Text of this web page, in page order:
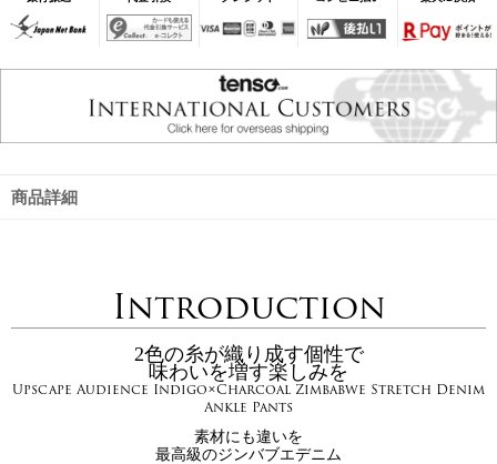
商品詳細
Introduction
2色の糸が織り成す個性で
味わいを増す楽しみを
Upscape Audience Indigo×Charcoal Zimbabwe Stretch Denim
Ankle Pants
素材にも違いを
最高級のジンバブエデニム